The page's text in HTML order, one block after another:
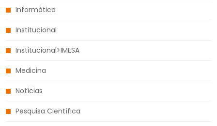
Informática
Institucional
Institucional>IMESA
Medicina
Notícias
Pesquisa Científica